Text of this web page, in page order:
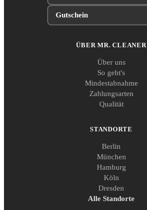
Gutschein
ÜBER MR. CLEANER
Über uns
So geht's
Mindestabnahme
Zahlungsarten
Qualität
STANDORTE
Berlin
München
Hamburg
Köln
Dresden
Alle Standorte